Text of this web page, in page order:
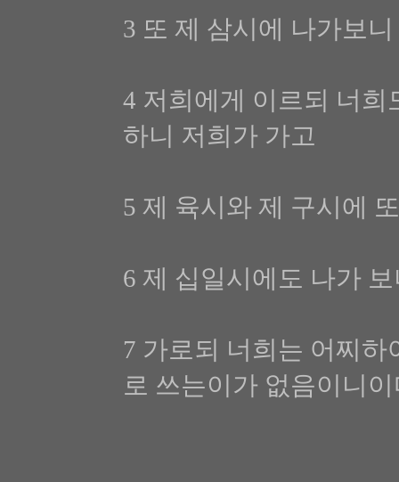
3 또 제 삼시에 나가보
4 저희에게 이르되 너
하니 저희가 가고
5 제 육시와 제 구시에
6 제 십일시에도 나가
7 가로되 너희는 어찌
로 쓰는이가 없음이니